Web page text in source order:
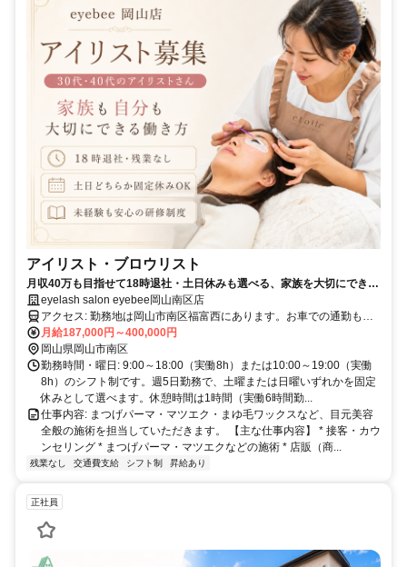
アイリスト・ブロウリスト
月収40万も目指せて18時退社・土日休みも選べる、家族を大切にできる
アイサロン
eyelash salon eyebee岡山南区店
アクセス: 勤務地は岡山市南区福富西にあります。お車での通勤も可
能です。最寄り駅・バス停などの詳細なアクセス情報は面接時にご案
内いたします。
月給187,000円～400,000円
岡山県岡山市南区
勤務時間・曜日: 9:00～18:00（実働8h）または10:00～19:00（実働
8h）のシフト制です。週5日勤務で、土曜または日曜いずれかを固定
休みとして選べます。休憩時間は1時間（実働6時間勤...
仕事内容: まつげパーマ・マツエク・まゆ毛ワックスなど、目元美容
全般の施術を担当していただきます。 【主な仕事内容】 * 接客・カウ
ンセリング * まつげパーマ・マツエクなどの施術 * 店販（商...
残業なし 交通費支給 シフト制 昇給あり
正社員